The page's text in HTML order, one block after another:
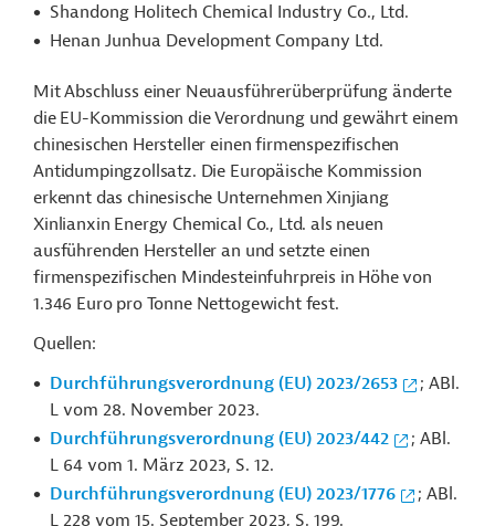
Shandong Holitech Chemical Industry Co., Ltd.
Henan Junhua Development Company Ltd.
Mit Abschluss einer Neuausführerüberprüfung änderte
die EU-Kommission die Verordnung und gewährt einem
chinesischen Hersteller einen firmenspezifischen
Antidumpingzollsatz. Die Europäische Kommission
erkennt das chinesische Unternehmen Xinjiang
Xinlianxin Energy Chemical Co., Ltd. als neuen
ausführenden Hersteller an und setzte einen
firmenspezifischen Mindesteinfuhrpreis in Höhe von
1.346 Euro pro Tonne Nettogewicht fest.
Quellen:
Durchführungsverordnung (EU) 2023/2653
; ABl.
L vom 28. November 2023.
Durchführungsverordnung (EU) 2023/442
; ABl.
L 64 vom 1. März 2023, S. 12.
Durchführungsverordnung (EU) 2023/1776
; ABl.
L 228 vom 15. September 2023, S. 199.